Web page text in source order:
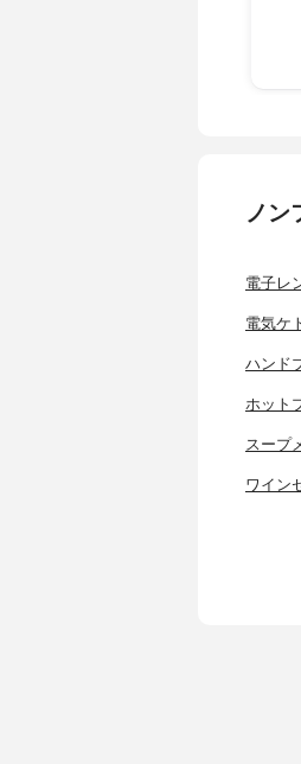
ノン
電子レ
電気ケ
ハンド
ホット
スープ
ワイン